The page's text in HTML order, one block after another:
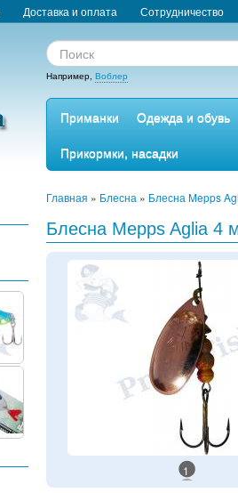
Доставка и оплата Сотрудничество
Например, Воблер
Приманки
Одежда и обувь
Прикормки, насадки
Главная » Блесна » Блесна Mepps
Блесна Mepps Aglia 4
1